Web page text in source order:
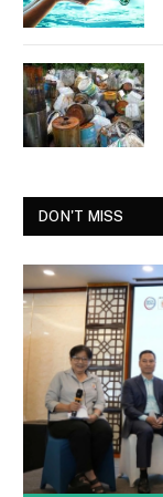
DON'T MISS